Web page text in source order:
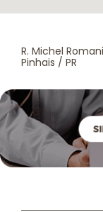
R. Michel
Pinhais / PR